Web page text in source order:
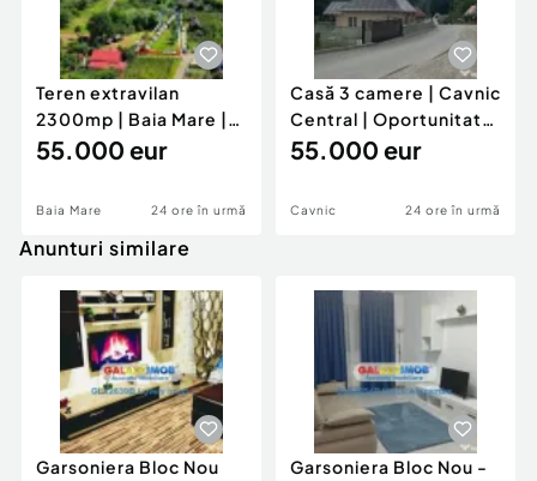
Teren extravilan
2300mp | Baia Mare |
Valea Borcutului
55.000 eur
Baia Mare 24 ore în urmă
Casă 3 camere | Cavnic
Central | Oportunitate
de investi...
55.000 eur
Cavnic 24 ore în urmă
Anunturi similare
Garsoniera Bloc Nou
Garsoniera Bloc Nou -